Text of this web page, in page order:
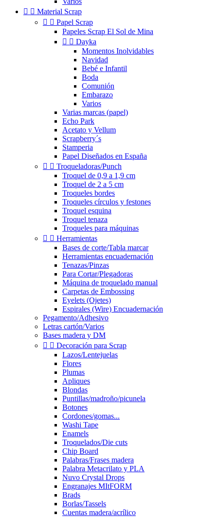
  Material Scrap
  Papel Scrap
Papeles Scrap El Sol de Mina
  Dayka
Momentos Inolvidables
Navidad
Bebé e Infantil
Boda
Comunión
Embarazo
Varios
Varias marcas (papel)
Echo Park
Acetato y Vellum
Scrapberry´s
Stamperia
Papel Diseñados en España
  Troqueladoras/Punch
Troquel de 0,9 a 1,9 cm
Troquel de 2 a 5 cm
Troqueles bordes
Troqueles círculos y festones
Troquel esquina
Troquel tenaza
Troqueles para máquinas
  Herramientas
Bases de corte/Tabla marcar
Herramientas encuadernación
Tenazas/Pinzas
Para Cortar/Plegadoras
Máquina de troquelado manual
Carpetas de Embossing
Eyelets (Ojetes)
Espirales (Wire) Encuadernación
Pegamento/Adhesivo
Letras cartón/Varios
Bases madera y DM
  Decoración para Scrap
Lazos/Lentejuelas
Flores
Plumas
Apliques
Blondas
Puntillas/madroño/picunela
Botones
Cordones/gomas...
Washi Tape
Enamels
Troquelados/Die cuts
Chip Board
Palabras/Frases madera
Palabra Metacrilato y PLA
Nuvo Crystal Drops
Engranajes MItFORM
Brads
Borlas/Tassels
Cuentas madera/acrílico